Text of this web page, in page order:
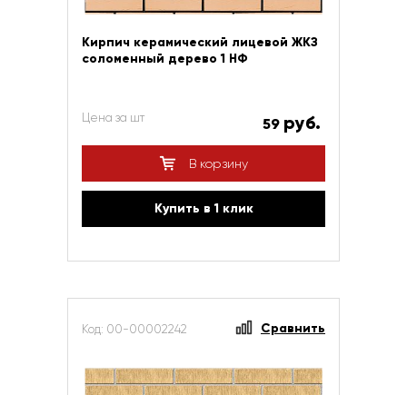
Кирпич керамический лицевой ЖКЗ
соломенный дерево 1 НФ
Цена за шт 59 руб.
В корзину
Купить в 1 клик
Код: 00-00002242 Сравнить